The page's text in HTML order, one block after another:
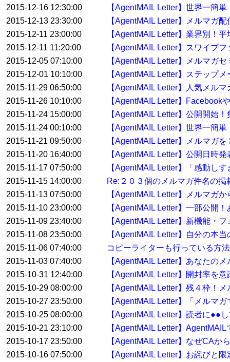
2015-12-16 12:30:00
【AgentMAIL Letter】世界一簡
2015-12-13 23:30:00
【AgentMAIL Letter】メルマガ
2015-12-11 23:00:00
【AgentMAIL Letter】業界別！
2015-12-11 11:20:00
【AgentMAIL Letter】スワイプ
2015-12-05 07:10:00
【AgentMAIL Letter】メルマガ
2015-12-01 10:10:00
【AgentMAIL Letter】ステップ
2015-11-29 06:50:00
【AgentMAIL Letter】人気メル
2015-11-26 10:10:00
【AgentMAIL Letter】Facebook
2015-11-24 15:00:00
【AgentMAIL Letter】公開開始
2015-11-24 00:10:00
【AgentMAIL Letter】世界一簡
2015-11-21 09:50:00
【AgentMAIL Letter】メルマガ
2015-11-20 16:40:00
【AgentMAIL Letter】公開日時
2015-11-17 07:50:00
【AgentMAIL Letter】「感動し
2015-11-15 14:00:00
Re:２０３個のメルマガ件名の
2015-11-13 07:50:00
【AgentMAIL Letter】メルマガ
2015-11-10 23:00:00
【AgentMAIL Letter】一部公開
2015-11-09 23:40:00
【AgentMAIL Letter】新機能・
2015-11-08 23:50:00
【AgentMAIL Letter】自分の本
2015-11-06 07:40:00
コピーライターも行っている方
2015-11-03 07:40:00
【AgentMAIL Letter】あなたの
2015-10-31 12:40:00
【AgentMAIL Letter】開封率を
2015-10-29 08:00:00
【AgentMAIL Letter】残４枠！
2015-10-27 23:50:00
【AgentMAIL Letter】「メルマ
2015-10-25 08:00:00
【AgentMAIL Letter】読者に●●
2015-10-21 23:10:00
【AgentMAIL Letter】
2015-10-17 23:50:00
【AgentMAIL Letter】なぜCAか
2015-10-16 07:50:00
【AgentMAIL Letter】お詫びと